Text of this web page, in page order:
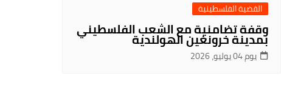
القضية الفلسطينية
وقفة تضامنية مع الشعب الفلسطيني
بمدينة خرونغين الهولندية
يوم 04 يوليو، 2026